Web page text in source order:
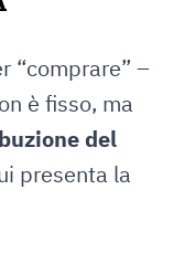
“comprare” –
è fisso, ma
del
presenta la